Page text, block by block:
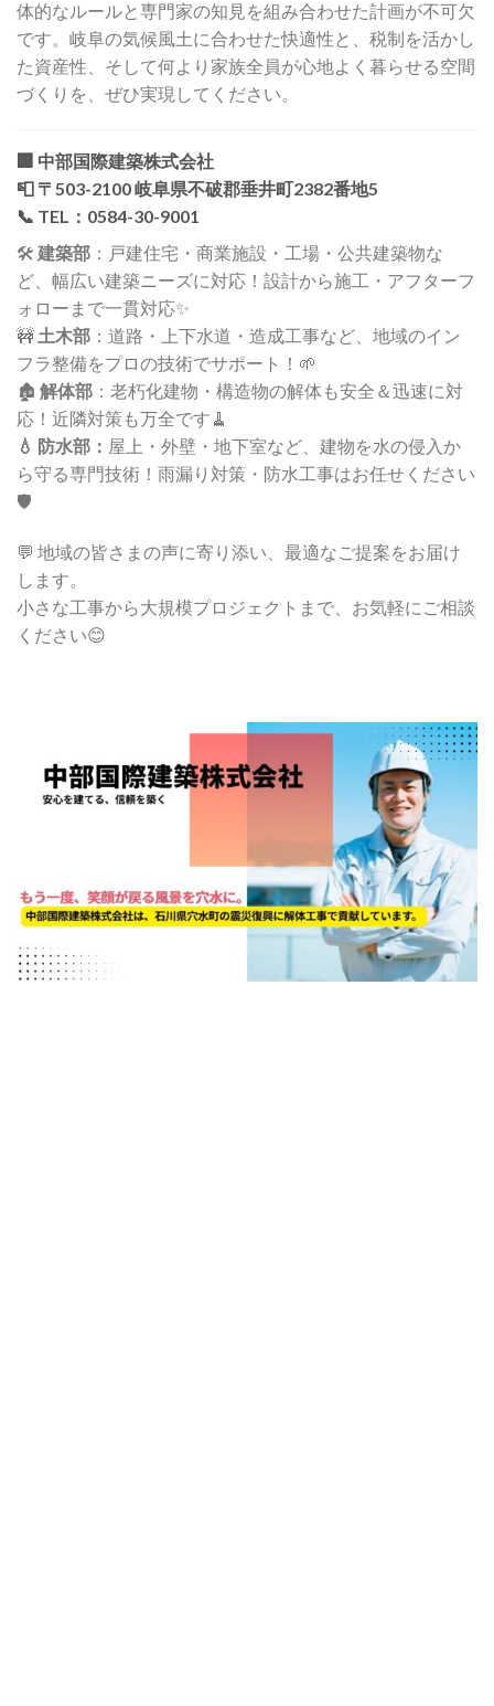
体的なルールと専門家の知見を組み合わせた計画が不可欠
です。岐阜の気候風土に合わせた快適性と、税制を活かし
た資産性、そして何より家族全員が心地よく暮らせる空間
づくりを、ぜひ実現してください。
中部国際建築株式会社
📮 〒503-2100 岐阜県不破郡垂井町2382番地5
📞 TEL：0584-30-9001
🛠️ 建築部 ：戸建住宅・商業施設・工場・公共建築物な
ど、幅広い建築ニーズに対応！設計から施工・アフターフ
ォローまで一貫対応✨
🚧 土木部 ：道路・上下水道・造成工事など、地域のイン
フラ整備をプロの技術でサポート！🌱
🏚️ 解体部 ：老朽化建物・構造物の解体も安全＆迅速に対
応！近隣対策も万全です🧹
💧 防水部： 屋上・外壁・地下室など、建物を水の侵入か
ら守る専門技術！雨漏り対策・防水工事はお任せください
🛡️
💬 地域の皆さまの声に寄り添い、最適なご提案をお届け
します。
小さな工事から大規模プロジェクトまで、お気軽にご相談
ください😊